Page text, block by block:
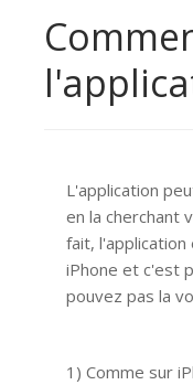
L'application
en la cherchant
fait,
iPhone et c'est
pouvez pas la
1) Comme sur